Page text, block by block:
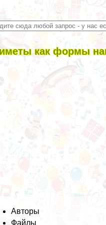
как формы
Авторы
Файлы